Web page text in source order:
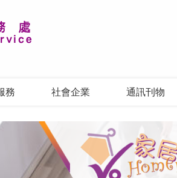
務 社會企業 通訊刊物